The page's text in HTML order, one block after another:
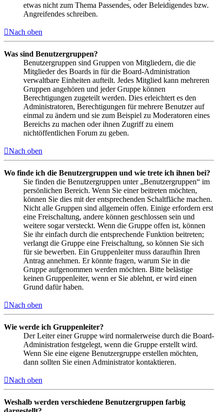
etwas nicht zum Thema Passendes, oder Beleidigendes bzw.
Angreifendes schreiben.
Nach oben
Was sind Benutzergruppen?
Benutzergruppen sind Gruppen von Mitgliedern, die die
Mitglieder des Boards in für die Board-Administration
verwaltbare Einheiten aufteilt. Jedes Mitglied kann mehreren
Gruppen angehören und jeder Gruppe können
Berechtigungen zugeteilt werden. Dies erleichtert es den
Administratoren, Berechtigungen für mehrere Benutzer auf
einmal zu ändern und sie zum Beispiel zu Moderatoren eines
Bereichs zu machen oder ihnen Zugriff zu einem
nichtöffentlichen Forum zu geben.
Nach oben
Wo finde ich die Benutzergruppen und wie trete ich ihnen bei?
Sie finden die Benutzergruppen unter „Benutzergruppen“ im
persönlichen Bereich. Wenn Sie einer beitreten möchten,
können Sie dies mit der entsprechenden Schaltfläche machen.
Nicht alle Gruppen sind allgemein offen. Einige erfordern erst
eine Freischaltung, andere können geschlossen sein und
weitere sogar versteckt. Wenn die Gruppe offen ist, können
Sie ihr einfach durch die entsprechende Funktion beitreten;
verlangt die Gruppe eine Freischaltung, so können Sie sich
für sie bewerben. Ein Gruppenleiter muss daraufhin Ihren
Antrag annehmen. Er könnte fragen, warum Sie in die
Gruppe aufgenommen werden möchten. Bitte belästige
keinen Gruppenleiter, wenn er Sie ablehnt, er wird einen
Grund dafür haben.
Nach oben
Wie werde ich Gruppenleiter?
Der Leiter einer Gruppe wird normalerweise durch die Board-
Administration festgelegt, wenn die Gruppe erstellt wird.
Wenn Sie eine eigene Benutzergruppe erstellen möchten,
dann sollten Sie einen Administrator kontaktieren.
Nach oben
Weshalb werden verschiedene Benutzergruppen farbig